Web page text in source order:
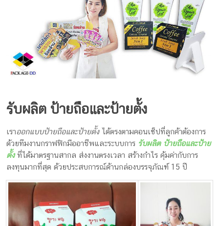
กล่อง
ครีม
บรรจุ
ฉลาก
วงจร
ผลิต
ซอง
ฟอยล์
ผลิต
กล่อง
รับผลิต ป้ายถือและป้ายตั้ง
เราออกแบบป้ายถือและป้ายตั้ง ได้ตรงตามคอนเซ็ปที่ลูกค้าต้องการ
ด้วยทีมงานกราฟฟิกมืออาชีพและระบบการ รับผลิต ป้ายถือและป้าย
ตั้งที่ได้มาตรฐานสากล ส่งงานตรงเวลา สร้างกำไร คุ้มค่ากับการ
ลงทุนมากที่สุด ด้วยประสบการณ์ด้านกล่องบรรจุภัณฑ์ 15 ปี